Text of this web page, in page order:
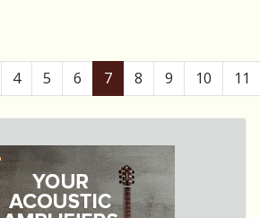
filozofii.
4 5 6 7 8 9 10 11